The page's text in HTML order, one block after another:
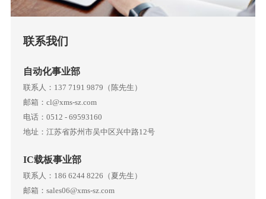
联系我们
自动化事业部
联系人：137 7191 9879（陈先生）
邮箱：cl@xms-sz.com
电话：0512 - 69593160
地址：江苏省苏州市吴中区兴中路12号
IC载板事业部
联系人：186 6244 8226（夏先生）
邮箱：sales06@xms-sz.com